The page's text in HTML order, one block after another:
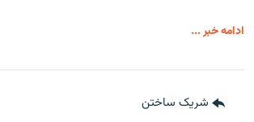
ادامه خبر ...
شریک ساختن